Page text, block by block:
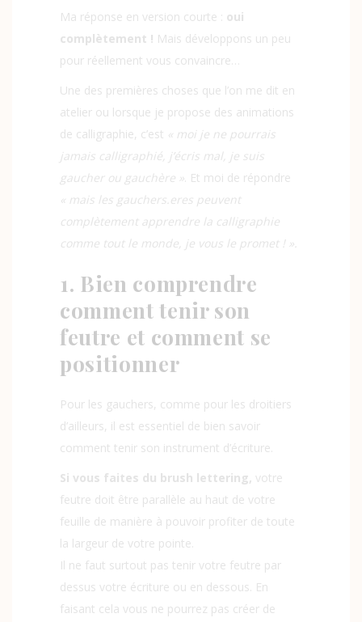
Ma réponse en version courte : oui
complètement ! Mais développons un peu
pour réellement vous convaincre…
Une des premières choses que l’on me dit en
atelier ou lorsque je propose des animations
de calligraphie, c’est « moi je ne pourrais
jamais calligraphié, j’écris mal, je suis
gaucher ou gauchère » . Et moi de répondre
« mais les gauchers.eres peuvent
complètement apprendre la calligraphie
comme tout le monde, je vous le promet ! ».
1. Bien comprendre
comment tenir son
feutre et comment se
positionner
Pour les gauchers, comme pour les droitiers
d’ailleurs, il est essentiel de bien savoir
comment tenir son instrument d’écriture.
Si vous faites du brush lettering, votre
feutre doit être parallèle au haut de votre
feuille de manière à pouvoir profiter de toute
la largeur de votre pointe.
Il ne faut surtout pas tenir votre feutre par
dessus votre écriture ou en dessous. En
faisant cela vous ne pourrez pas créer de